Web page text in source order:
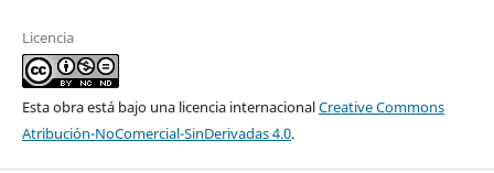
Licencia
Esta obra está bajo una licencia internacionalCreative Commons
Atribución-NoComercial-SinDerivadas 4.0.